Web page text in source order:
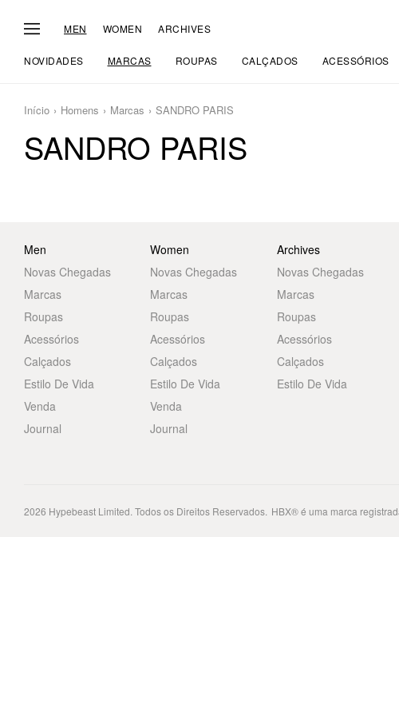
MEN WOMEN ARCHIVES
NOVIDADES MARCAS ROUPAS CALÇADOS ACESSÓRIOS
Início Homens Marcas SANDRO PARIS
SANDRO PARIS
Men
Novas Chegadas
Marcas
Roupas
Acessórios
Calçados
Estilo De Vida
Venda
Journal
Women
Novas Chegadas
Marcas
Roupas
Acessórios
Calçados
Estilo De Vida
Venda
Journal
Archives
Novas Chegadas
Marcas
Roupas
Acessórios
Calçados
Estilo De Vida
2026 Hypebeast Limited. Todos os Direitos Reservados. HBX® é uma marca